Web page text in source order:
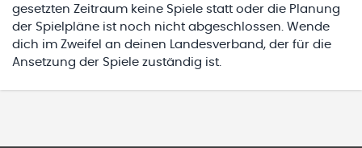
gesetzten Zeitraum keine Spiele statt oder die Planung
der Spielpläne ist noch nicht abgeschlossen. Wende
dich im Zweifel an deinen Landesverband, der für die
Ansetzung der Spiele zuständig ist.